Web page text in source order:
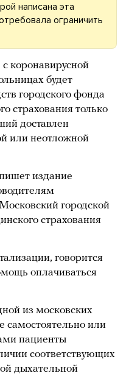
написана эта
ограничить
коронавирусной
будет
городского фонда
страхования только
доставлен
или неотложной
издание
городской
страхования
говорится
оплачиваться
из московских
самостоятельно или
пациенты
соответствующих
дыхательной